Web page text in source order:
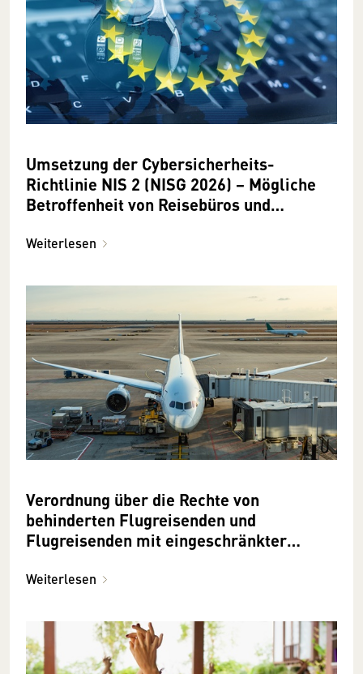
Umsetzung der Cybersicherheits-
Richtlinie NIS 2 (NISG 2026) − Mögliche
Betroffenheit von Reisebüros und
Weiterlesen
Verordnung über die Rechte von
behinderten Flugreisenden und
Flugreisenden mit eingeschränkter
Weiterlesen